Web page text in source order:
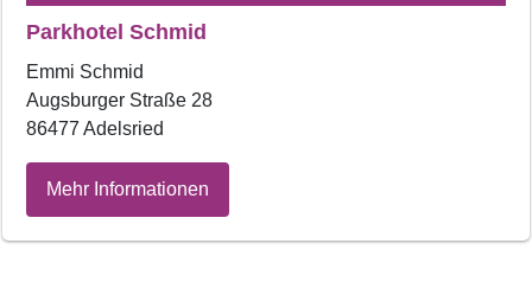
Parkhotel Schmid
Emmi Schmid
Augsburger Straße 28
86477 Adelsried
Mehr Informationen